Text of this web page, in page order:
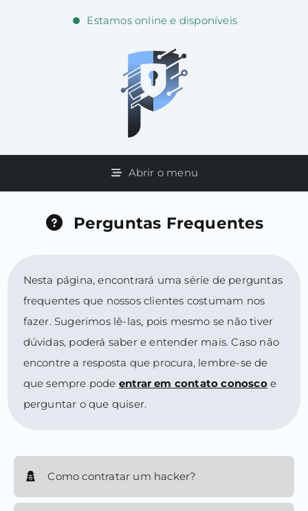
Estamos online e disponíveis
Abrir o menu
Perguntas Frequentes
Nesta página, encontrará uma série de perguntas
frequentes que nossos clientes costumam nos
fazer. Sugerimos lê-las, pois mesmo se não tiver
dúvidas, poderá saber e entender mais. Caso não
encontre a resposta que procura, lembre-se de
que sempre pode entrar em contato conoscoe
perguntar o que quiser.
Como contratar um hacker?